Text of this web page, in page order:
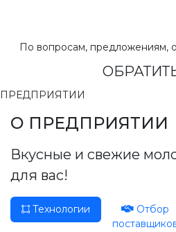
Приемная:
Отдел
(81755) 2-10-14
Контакты
По вопросам, предложениям,
ПРЕДПРИЯТИИ
О ПРЕДПРИЯТИИ
Вкусные и свежие
для вас!
Технологии
Отбор